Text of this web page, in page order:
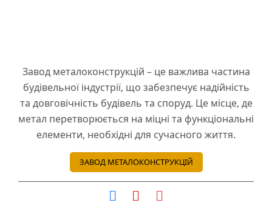
Завод металоконструкцій – це важлива частина
будівельної індустрії, що забезпечує надійність
та довговічність будівель та споруд. Це місце, де
метал перетворюється на міцні та функціональні
елементи, необхідні для сучасного життя.
ЗАВОД МЕТАЛОКОНСТРУКЦІЙ